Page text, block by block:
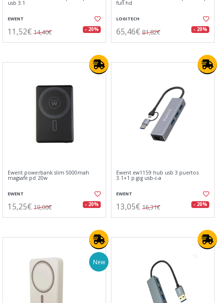
usb 3.1
EWENT
11,52€ 14,40€ - 20%
full hd
LOGITECH
65,46€ 81,82€ - 20%
Ewent powerbank slim 5000mah
magsafe pd 20w
EWENT
15,25€ 19,06€ - 20%
Ewent ew1159 hub usb 3 puertos
3.1+1 p.gig usb-c-a
EWENT
13,05€ 16,31€ - 20%
New